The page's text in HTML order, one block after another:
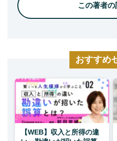
この著者
おすすめ
【WEB】収入と所得の違